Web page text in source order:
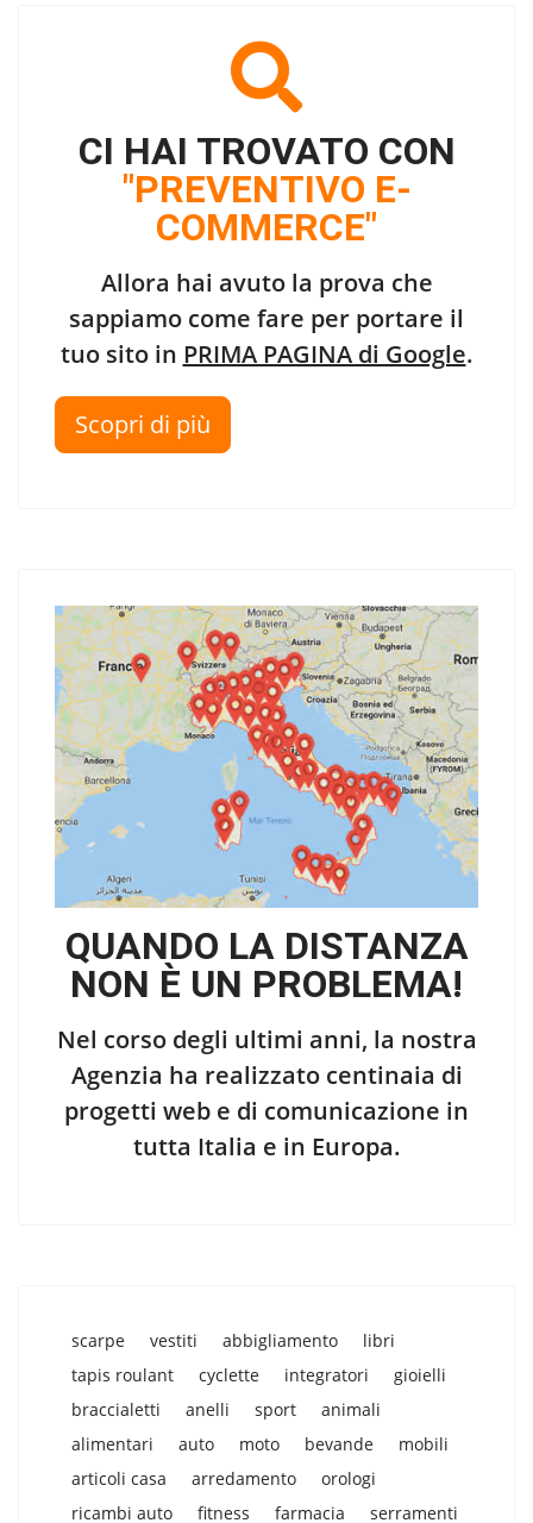
CI HAI TROVATO CON
"PREVENTIVO E-
COMMERCE"
Allora hai avuto la prova che
sappiamo come fare per portare il
tuo sito in PRIMA PAGINA di Google.
Scopri di più
QUANDO LA DISTANZA
NON È UN PROBLEMA!
Nel corso degli ultimi anni, la nostra
Agenzia ha realizzato centinaia di
progetti web e di comunicazione in
tutta Italia e in Europa.
scarpe vestiti abbigliamento
libri
tapis roulant
cyclette integratori
gioielli
braccialetti
anelli sport
animali
alimentari
auto moto bevande
mobili
articoli casa
arredamento
orologi
ricambi auto
fitness farmacia serramenti